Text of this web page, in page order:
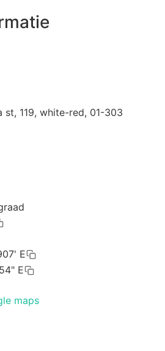
st, 119, white-red, 01-303
E
E
maps